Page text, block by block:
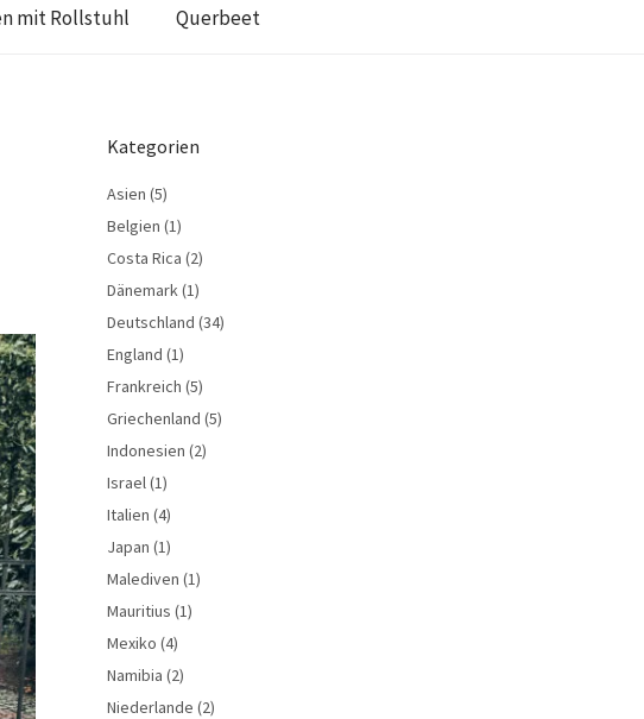
mit Rollstuhl Querbeet
Kategorien
Asien (5)
Belgien (1)
Costa Rica (2)
Dänemark(1)
Deutschland (34)
England (1)
Frankreich (5)
Griechenland (5)
Indonesien (2)
Israel(1)
Italien (4)
Japan (1)
Malediven (1)
Mauritius (1)
Mexiko (4)
Namibia (2)
Niederlande (2)